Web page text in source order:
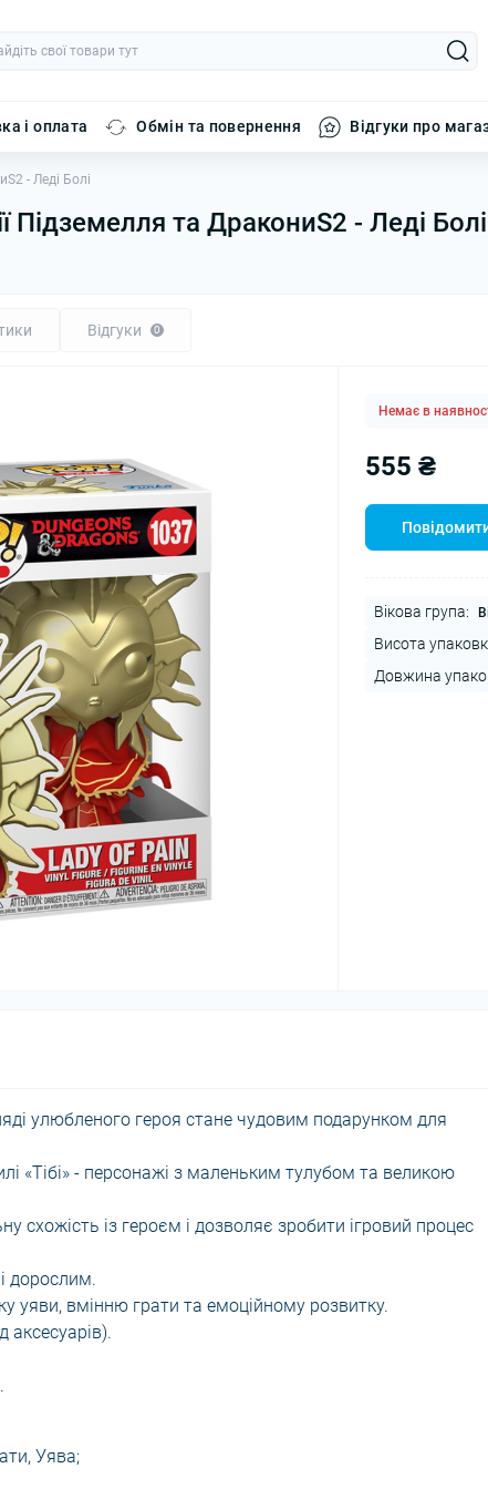
і оплата Обмін та повернення Відгуки про
- Леді Болі
Підземелля та ДракониS2 - Леді Болі
Відгуки 0
Немає в
555 ₴
Вікова група:
Висота
Довжина
улюбленого героя стане чудовим подарунком для
«Тібі» - персонажі з маленьким тулубом та великою
схожість із героєм і дозволяє зробити ігровий процес
дорослим.
уяви, вмінню грати та емоційному розвитку.
аксесуарів).
Уява;